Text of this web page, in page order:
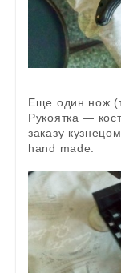
Еще один нож
Рукоятка —
заказу
hand made.